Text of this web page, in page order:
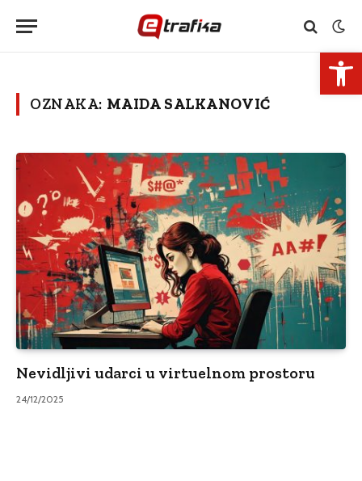
OZNAKA: MAIDA SALKANOVIĆ
Nevidljivi udarci u virtuelnom prostoru
24/12/2025